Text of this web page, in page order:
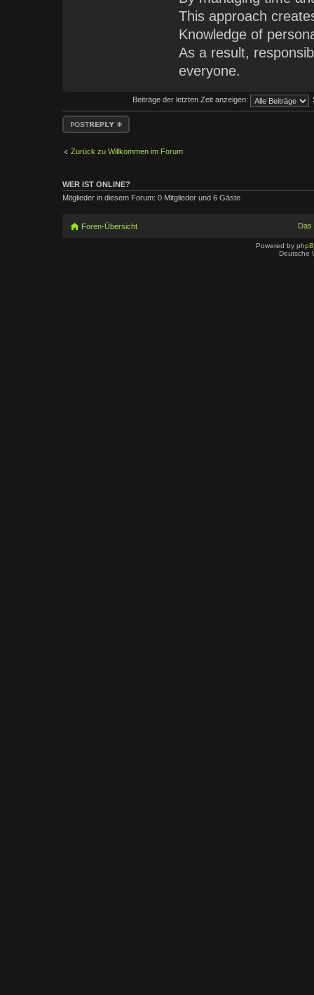
This approach
Knowledge of
As a result,
everyone.
Beiträge der letzten Zeit anzeigen:
Antwort erstellen
Zurück zu Willkommen im Forum
WER IST ONLINE?
Mitglieder in diesem Forum: 0 Mitglieder und 6 Gäste
Foren-Übersicht Das
Powered by
Deutsche